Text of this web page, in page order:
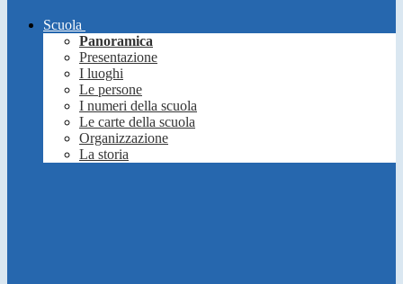
Scuola
Panoramica
Presentazione
I luoghi
Le persone
I numeri della scuola
Le carte della scuola
Organizzazione
La storia